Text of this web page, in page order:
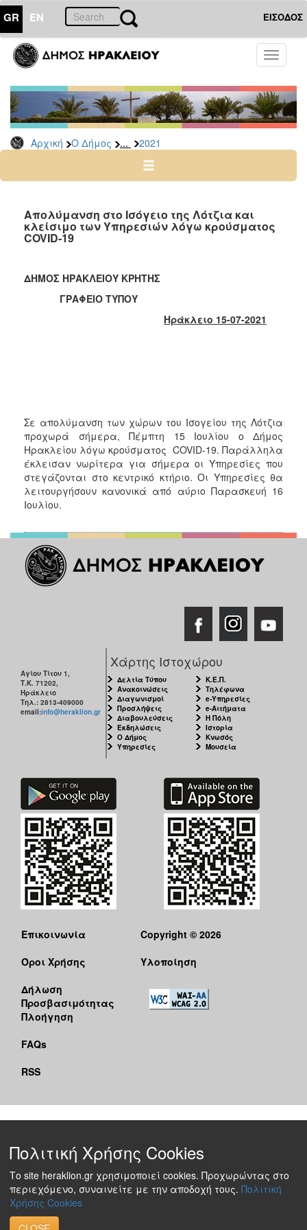
GR EN ΕΙΣΟΔΟΣ
Toggle
Αρχική Ο Δήμος ... 2021
ΔΗΜΟΣ
Δελτία
Τύπου
Αρχείο
2026
2024
2022
2011
2010
2006
Ο
ΤΟΠΟΣ
Απολύμανση στο Ισόγειο της Λότζια και
κλείσιμο των Υπηρεσιών λόγω κρούσματος
COVID-19
ΔΗΜΟΣ ΗΡΑΚΛΕΙΟΥ ΚΡΗΤΗΣ
ΓΡΑΦΕΙΟ ΤΥΠΟΥ
Ηράκλειο 15-07-2021
Σε απολύμανση των χώρων του Ισογείου της Λότζια
προχωρά σήμερα, Πέμπτη 15 Ιουλίου ο Δήμος
Ηρακλείου λόγω κρούσματος COVID-19. Παράλληλα
έκλεισαν νωρίτερα για σήμερα οι Υπηρεσίες που
στεγάζονται στο κεντρικό κτήριο. Οι Υπηρεσίες θα
λειτουργήσουν κανονικά από αύριο Παρασκευή 16
Ιουλίου.
Αγίου Τίτου 1,
Τ.Κ. 71202,
Ηράκλειο
Τηλ.: 2813-409000
email:info@heraklion.gr
Χάρτης Ιστοχώρου
Δελτία Τύπου
Ανακοινώσεις
Διαγωνισμοί
Προσλήψεις
Διαβουλεύσεις
Εκδηλώσεις
Ο Δήμος
Υπηρεσίες
Κ.Ε.Π.
Τηλέφωνα
e-Υπηρεσίες
e-Αιτήματα
Η Πόλη
Ιστορία
Κνωσός
Μουσεία
Επικοινωνία
Όροι Χρήσης
Δήλωση
Προσβασιμότητας
Πλοήγηση
FAQs
RSS
Copyright © 2026
Υλοποίηση
Πολιτική Χρήσης Cookies
Το site heraklion.gr χρησιμοποιεί cookies. Προχωρώντας στο
περιεχόμενο, συναινείτε με την αποδοχή τους. Πολιτική
Χρήσης Cookies